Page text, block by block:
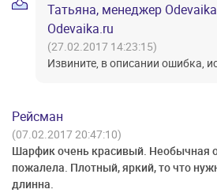
Татьяна, менеджер
Odevaika.ru
(27.02.2017 14:23:15)
Извините, в описании ошибка,
Рейсман
(07.02.2017 20:47:10)
Шарфик очень красивый. Необычная
пожалела. Плотный, яркий, то что
длинна.